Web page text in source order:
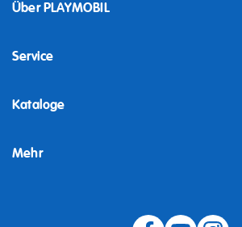
Über PLAYMOBIL
Service
Kataloge
Mehr